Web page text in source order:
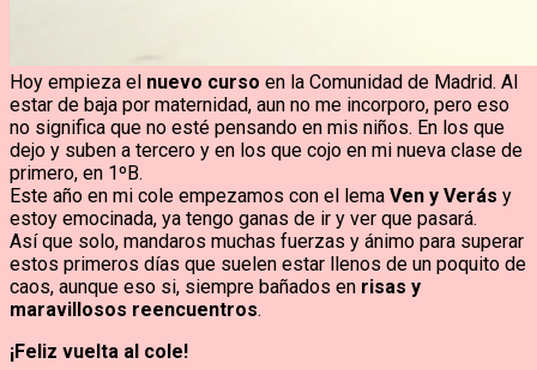
Hoy empieza el nuevo curso en la Comunidad de Madrid. Al
estar de baja por maternidad, aun no me incorporo, pero eso
no significa que no esté pensando en mis niños. En los que
dejo y suben a tercero y en los que cojo en mi nueva clase de
primero, en 1ºB.
Este año en mi cole empezamos con el lema Ven y Verás y
estoy emocinada, ya tengo ganas de ir y ver que pasará.
Así que solo, mandaros muchas fuerzas y ánimo para superar
estos primeros días que suelen estar llenos de un poquito de
caos, aunque eso si, siempre bañados en risas y
maravillosos reencuentros.
¡Feliz vuelta al cole!